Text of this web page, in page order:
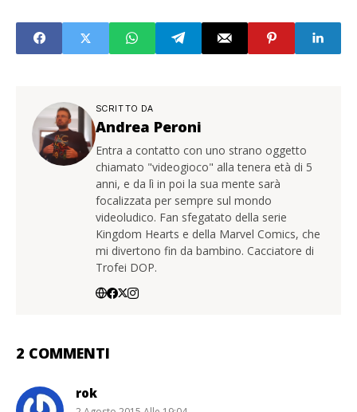
SCRITTO DA
Andrea Peroni
Entra a contatto con uno strano oggetto
chiamato "videogioco" alla tenera età di 5
anni, e da lì in poi la sua mente sarà
focalizzata per sempre sul mondo
videoludico. Fan sfegatato della serie
Kingdom Hearts e della Marvel Comics, che
mi divertono fin da bambino. Cacciatore di
Trofei DOP.
2 COMMENTI
rok